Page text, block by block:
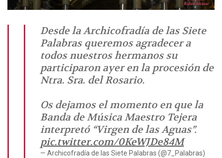
Desde la Archicofradía de las Siete
Palabras queremos agradecer a
todos nuestros hermanos su
participaron ayer en la procesión de
Ntra. Sra. del Rosario.
Os dejamos el momento en que la
Banda de Música Maestro Tejera
interpretó “Virgen de las Aguas”.
pic.twitter.com/0KeWJDe84M
— Archicofradía de las Siete Palabras (@7_Palabras)